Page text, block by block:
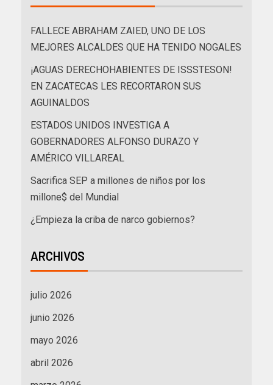
FALLECE ABRAHAM ZAIED, UNO DE LOS
MEJORES ALCALDES QUE HA TENIDO NOGALES
¡AGUAS DERECHOHABIENTES DE ISSSTESON!
EN ZACATECAS LES RECORTARON SUS
AGUINALDOS
ESTADOS UNIDOS INVESTIGA A
GOBERNADORES ALFONSO DURAZO Y
AMÉRICO VILLAREAL
Sacrifica SEP a millones de niños por los
millone$ del Mundial
¿Empieza la criba de narco gobiernos?
ARCHIVOS
julio 2026
junio 2026
mayo 2026
abril 2026